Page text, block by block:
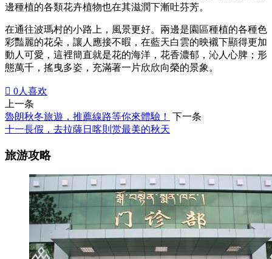
邊種植的各類花卉植物也在其滋潤下漸吐芬芳。
在通往波瑪村的小路上，風景更好。兩邊是園區種植的各種色
彩豔麗的花朵，讓人應接不暇，在藍天白雲的映襯下顯得更加
動人可愛，這裡簡直就是花的海洋，花香濃郁，沁人心脾；形
態萬千，搖曳多姿，充滿著一片欣欣向榮的景象。
 0人喜欢
上一条
魯朗秋冬旅遊，推薦線路等你來體驗！
下一条
十一長假，去拉薩日喀則赏最美的秋天
旅游攻略